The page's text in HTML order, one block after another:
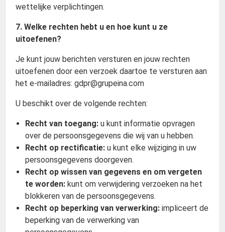
wettelijke verplichtingen.
7. Welke rechten hebt u en hoe kunt u ze
uitoefenen?
Je kunt jouw berichten versturen en jouw rechten
uitoefenen door een verzoek daartoe te versturen aan
het e-mailadres: gdpr@grupeina.com
U beschikt over de volgende rechten:
Recht van toegang: u kunt informatie opvragen
over de persoonsgegevens die wij van u hebben.
Recht op rectificatie: u kunt elke wijziging in uw
persoonsgegevens doorgeven.
Recht op wissen van gegevens en om vergeten
te worden: kunt om verwijdering verzoeken na het
blokkeren van de persoonsgegevens.
Recht op beperking van verwerking: impliceert de
beperking van de verwerking van